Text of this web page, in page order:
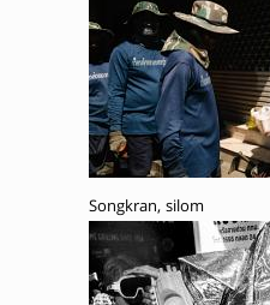
Songkran, silom